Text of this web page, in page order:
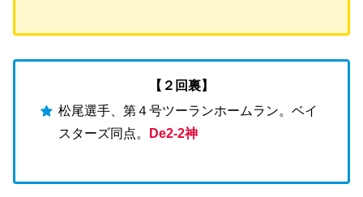
【２回裏】
松尾選手、第４号ツーランホームラン。ベイ
スターズ同点。
De2-2神